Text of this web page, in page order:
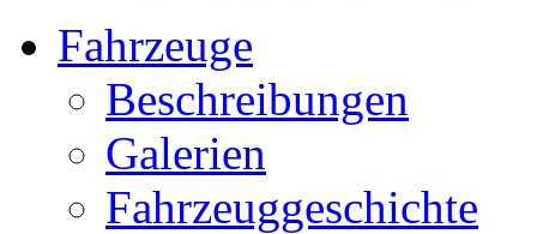
Fahrzeuge
Beschreibungen
Galerien
Fahrzeuggeschichte